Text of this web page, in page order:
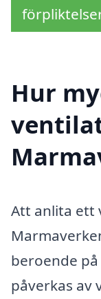
Hur
Att anlita ett
beroende
påverkas av